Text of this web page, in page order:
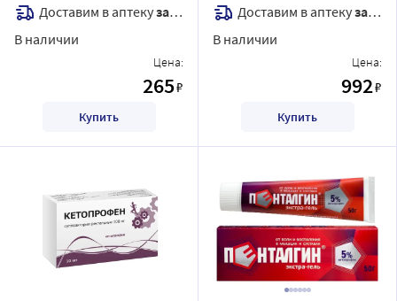
Доставим в аптекузавтра
В наличии
Цена:
265₽
Купить
Доставим в аптекузавтра
В наличии
Цена:
992₽
Купить